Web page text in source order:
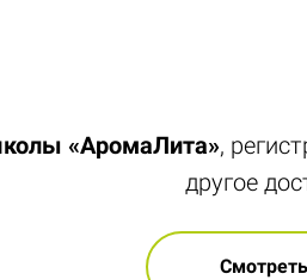
«АромаЛита»,
другое